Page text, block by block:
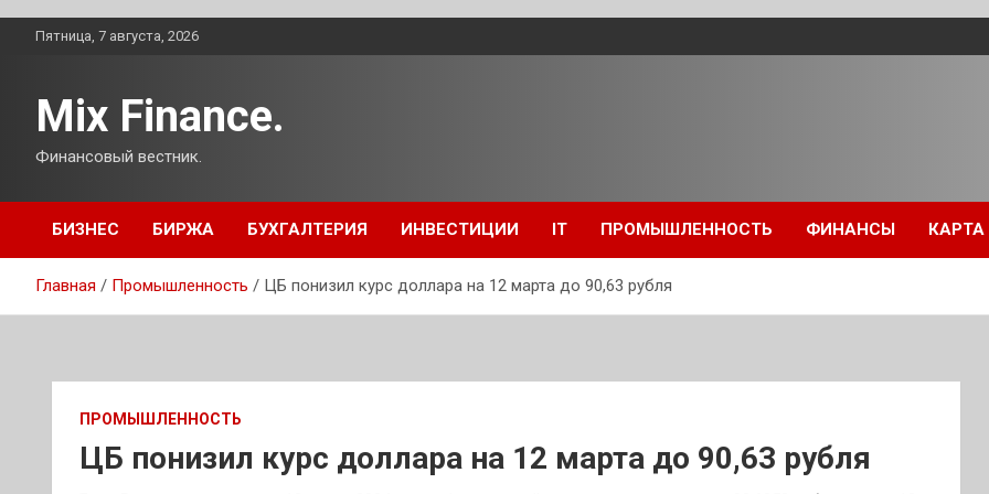
ПерейтиПятница, 7 августа, 2026
Mix Finance.
Финансовый вестник.
БИЗНЕС БИРЖА БУХГАЛТЕРИЯ ИНВЕСТИЦИИ IT ПРОМЫШЛЕННОСТЬ ФИНАНСЫ
Главная Промышленность ЦБ понизил курс доллара на 12 марта до 90,63 рубля
ПРОМЫШЛЕННОСТЬ
ЦБ понизил курс доллара на 12 марта до 90,63 рубля